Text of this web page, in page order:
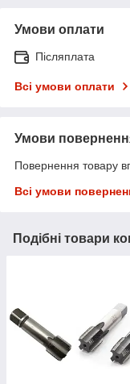
Умови оплати
Післяплата
Всі умови оплати
Умови
Повернення товару
Всі умови
Подібні товари